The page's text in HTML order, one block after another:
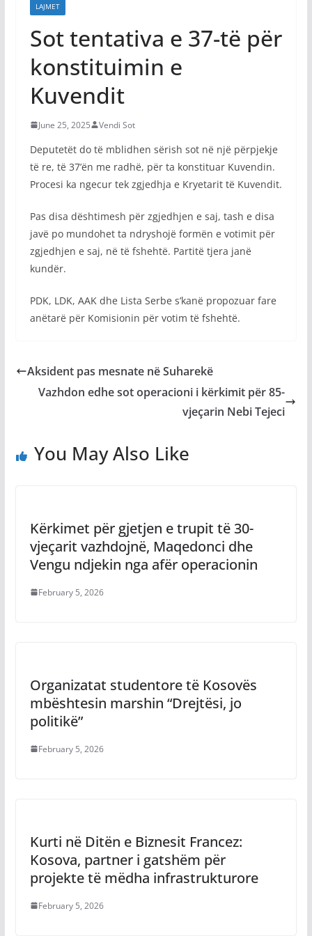
LAJMET
Sot tentativa e 37-të për
konstituimin e
Kuvendit
June 25, 2025 Vendi Sot
Deputetët do të mblidhen sërish sot në një përpjekje
të re, të 37’ën me radhë, për ta konstituar Kuvendin.
Procesi ka ngecur tek zgjedhja e Kryetarit të Kuvendit.
Pas disa dështimesh për zgjedhjen e saj, tash e disa
javë po mundohet ta ndryshojë formën e votimit për
zgjedhjen e saj, në të fshehtë. Partitë tjera janë
kundër.
PDK, LDK, AAK dhe Lista Serbe s’kanë propozuar fare
anëtarë për Komisionin për votim të fshehtë.
Aksident pas mesnate në Suharekë
Vazhdon edhe sot operacioni i kërkimit për 85-
vjeçarin Nebi Tejeci
You May Also Like
Kërkimet për gjetjen e trupit të 30-
vjeçarit vazhdojnë, Maqedonci dhe
Vengu ndjekin nga afër operacionin
February 5, 2026
Organizatat studentore të Kosovës
mbështesin marshin “Drejtësi, jo
politikë”
February 5, 2026
Kurti në Ditën e Biznesit Francez:
Kosova, partner i gatshëm për
projekte të mëdha infrastrukturore
February 5, 2026